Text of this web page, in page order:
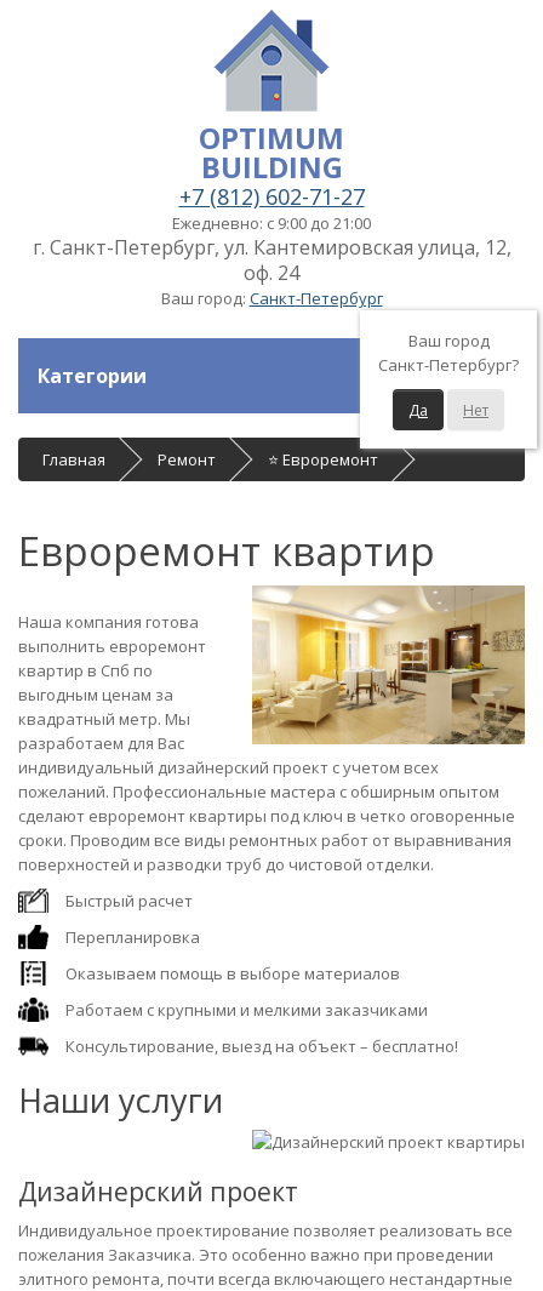
OPTIMUM
BUILDING
+7 (812) 602-71-27
Ежедневно: с 9:00 до 21:00
г. Санкт-Петербург, ул. Кантемировская улица, 12,
оф. 24
Ваш город: Санкт-Петербург
Ваш город
Санкт-Петербург?
Да Нет
Категории
Главная Ремонт ⭐ Евроремонт
Евроремонт квартир
Наша компания готова
выполнить евроремонт
квартир в Спб по
выгодным ценам за
квадратный метр. Мы
разработаем для Вас
индивидуальный дизайнерский проект с учетом всех
пожеланий. Профессиональные мастера с обширным опытом
сделают евроремонт квартиры под ключ в четко оговоренные
сроки. Проводим все виды ремонтных работ от выравнивания
поверхностей и разводки труб до чистовой отделки.
Быстрый расчет
Перепланировка
Оказываем помощь в выборе материалов
Работаем с крупными и мелкими заказчиками
Консультирование, выезд на объект – бесплатно!
Наши услуги
Дизайнерский проект
Индивидуальное проектирование позволяет реализовать все
пожелания Заказчика. Это особенно важно при проведении
элитного ремонта, почти всегда включающего нестандартные